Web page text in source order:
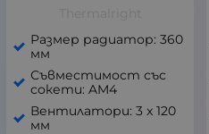
Размер радиатор: 360
мм
Съвместимост със
сокети: AM4
Вентилатори: 3 x 120
мм